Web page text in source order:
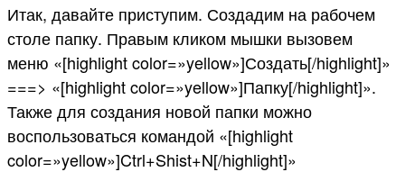
Итак, давайте приступим. Создадим на рабочем
столе папку. Правым кликом мышки вызовем
меню «[highlight color=»yellow»]Создать[/highlight]»
===> «[highlight color=»yellow»]Папку[/highlight]».
Также для создания новой папки можно
воспользоваться командой «[highlight
color=»yellow»]Ctrl+Shist+N[/highlight]»